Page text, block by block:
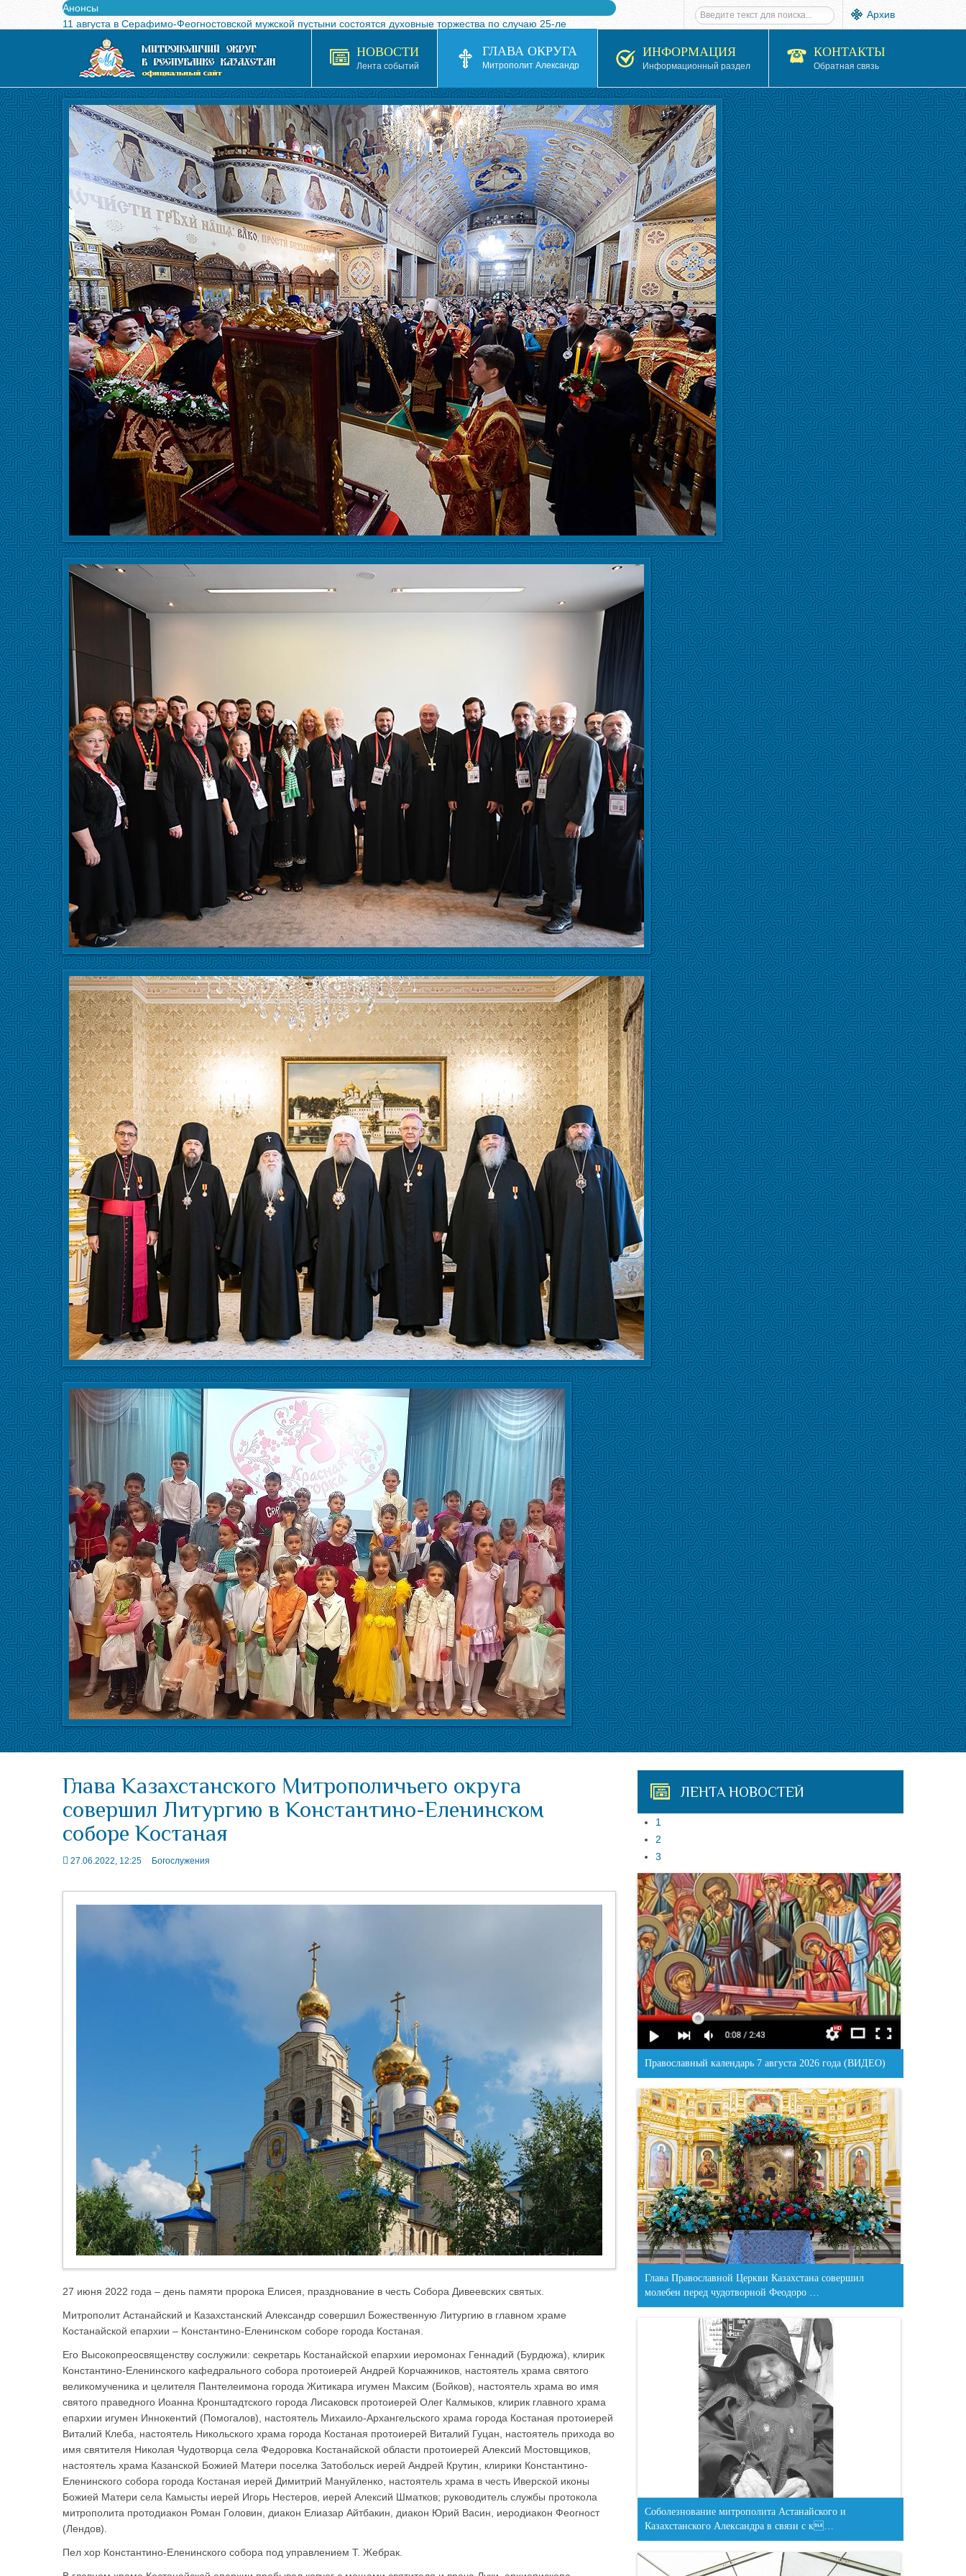
Анонсы
11 августа в Серафимо-Феогностовской мужской пустыни состоятся духовные торжества по случаю 25-ле
Выпущен в свет буклет о проведении Международного турнира по волейболу, посвященного 25-летию обр
Вышел в свет новый номер журнала «Свет Православия в Казахстане»
Вышла в свет монография «Управляющие Алма-Атинской епархией Русской Православной Церкви в 1927–19
Алма-Атинская духовная семинария объявляет прием документов на 2026-2027 учебный год
Архив
НОВОСТИ
Лента событий
ГЛАВА ОКРУГА
Митрополит Александр
ИНФОРМАЦИЯ
Информационный раздел
КОНТАКТЫ
Обратная связь
Глава Казахстанского Митрополичьего округа
совершил Литургию в Константино-Еленинском
соборе Костаная
27.06.2022, 12:25 Богослужения
27 июня 2022 года – день памяти пророка Елисея, празднование в честь Собора Дивеевских святых.
Митрополит Астанайский и Казахстанский Александр совершил Божественную Литургию в главном храме
Костанайской епархии – Константино-Еленинском соборе города Костаная.
Его Высокопреосвященству сослужили: секретарь Костанайской епархии иеромонах Геннадий (Бурдюжа), клирик
Константино-Еленинского кафедрального собора протоиерей Андрей Корчажников, настоятель храма святого
великомученика и целителя Пантелеимона города Житикара игумен Максим (Бойков), настоятель храма во имя
святого праведного Иоанна Кронштадтского города Лисаковск протоиерей Олег Калмыков, клирик главного храма
епархии игумен Иннокентий (Помогалов), настоятель Михаило-Архангельского храма города Костаная протоиерей
Виталий Клеба, настоятель Никольского храма города Костаная протоиерей Виталий Гуцан, настоятель прихода во
имя святителя Николая Чудотворца села Федоровка Костанайской области протоиерей Алексий Мостовщиков,
настоятель храма Казанской Божией Матери поселка Затобольск иерей Андрей Крутин, клирики Константино-
Еленинского собора города Костаная иерей Димитрий Мануйленко, настоятель храма в честь Иверской иконы
Божией Матери села Камысты иерей Игорь Нестеров, иерей Алексий Шматков; руководитель службы протокола
митрополита протодиакон Роман Головин, диакон Елиазар Айтбакин, диакон Юрий Васин, иеродиакон Феогност
(Лендов).
Пел хор Константино-Еленинского собора под управлением Т. Жебрак.
ЛЕНТА НОВОСТЕЙ
1
2
3
Православный календарь 7 августа 2026 года (ВИДЕО)
Глава Православной Церкви Казахстана совершил
молебен перед чудотворной Феодоро …
Соболезнование митрополита Астанайского и
Казахстанского Александра в связи с к…